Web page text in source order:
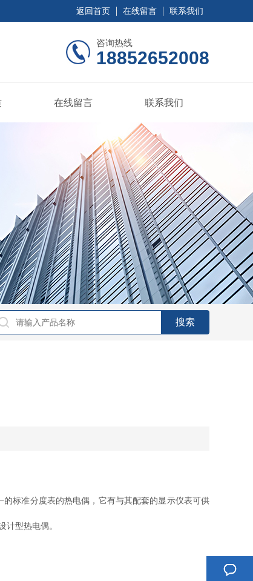
返回首页 在线留言 联系我们
咨询热线
18852652008
在线留言 联系我们
标准分度表的热电偶，它有与其配套的显示仪表可供
型热电偶。